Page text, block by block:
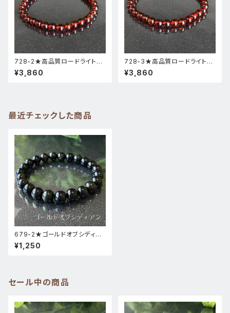
728-2★高品質ロードライトガ
ーネット★天然石ブレスレットパ
ワーストーン新品
¥3,860
728-3★高品質ロードライトガ
ーネット★天然石ブレスレットパ
ワーストーン新品
¥3,860
最近チェックした商品
679-2★ゴールドオブシディア
ン【一点物】天然石ブレスレット
パワーストーン新品
¥1,250
セール中の商品